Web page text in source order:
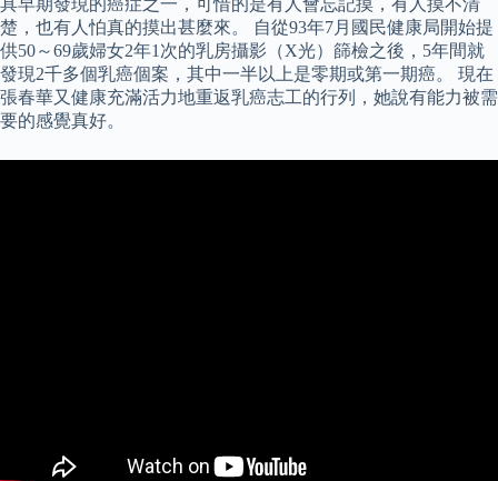
具早期發現的癌症之一，可惜的是有人會忘記摸，有人摸不清
楚，也有人怕真的摸出甚麼來。 自從93年7月國民健康局開始提
供50～69歲婦女2年1次的乳房攝影（X光）篩檢之後，5年間就
發現2千多個乳癌個案，其中一半以上是零期或第一期癌。 現在
張春華又健康充滿活力地重返乳癌志工的行列，她說有能力被需
要的感覺真好。